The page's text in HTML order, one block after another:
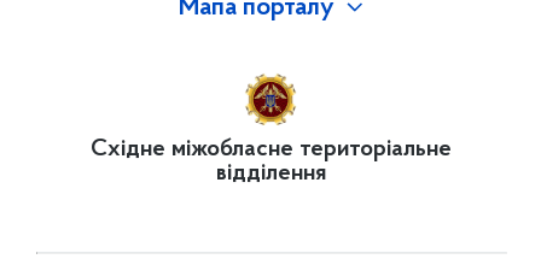
Мапа порталу
Східне міжобласне територіальне
відділення